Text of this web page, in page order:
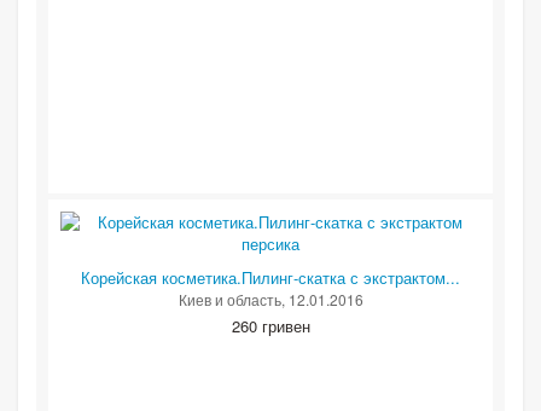
Корейская косметика.Пилинг-скатка с экстрактом...
Киев и область, 12.01.2016
260 гривен